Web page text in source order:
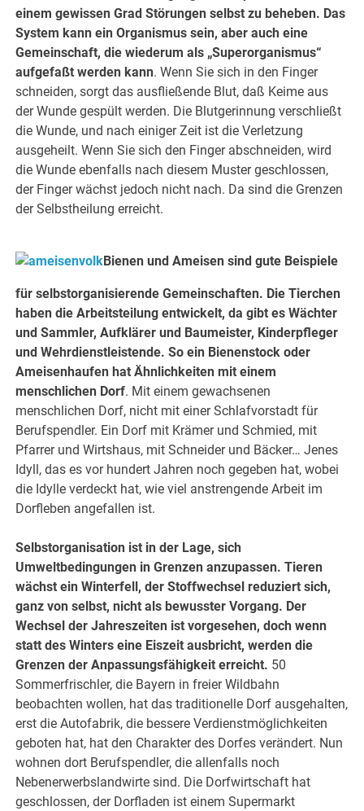
einem gewissen Grad Störungen selbst zu beheben. Das
System kann ein Organismus sein, aber auch eine
Gemeinschaft, die wiederum als „Superorganismus“
aufgefaßt werden kann. Wenn Sie sich in den Finger
schneiden, sorgt das ausfließende Blut, daß Keime aus
der Wunde gespült werden. Die Blutgerinnung verschließt
die Wunde, und nach einiger Zeit ist die Verletzung
ausgeheilt. Wenn Sie sich den Finger abschneiden, wird
die Wunde ebenfalls nach diesem Muster geschlossen,
der Finger wächst jedoch nicht nach. Da sind die Grenzen
der Selbstheilung erreicht.
Bienen und Ameisen sind gute Beispiele
für selbstorganisierende Gemeinschaften. Die Tierchen
haben die Arbeitsteilung entwickelt, da gibt es Wächter
und Sammler, Aufklärer und Baumeister, Kinderpfleger
und Wehrdienstleistende. So ein Bienenstock oder
Ameisenhaufen hat Ähnlichkeiten mit einem
menschlichen Dorf. Mit einem gewachsenen
menschlichen Dorf, nicht mit einer Schlafvorstadt für
Berufspendler. Ein Dorf mit Krämer und Schmied, mit
Pfarrer und Wirtshaus, mit Schneider und Bäcker… Jenes
Idyll, das es vor hundert Jahren noch gegeben hat, wobei
die Idylle verdeckt hat, wie viel anstrengende Arbeit im
Dorfleben angefallen ist.
Selbstorganisation ist in der Lage, sich
Umweltbedingungen in Grenzen anzupassen. Tieren
wächst ein Winterfell, der Stoffwechsel reduziert sich,
ganz von selbst, nicht als bewusster Vorgang. Der
Wechsel der Jahreszeiten ist vorgesehen, doch wenn
statt des Winters eine Eiszeit ausbricht, werden die
Grenzen der Anpassungsfähigkeit erreicht. 50
Sommerfrischler, die Bayern in freier Wildbahn
beobachten wollen, hat das traditionelle Dorf ausgehalten,
erst die Autofabrik, die bessere Verdienstmöglichkeiten
geboten hat, hat den Charakter des Dorfes verändert. Nun
wohnen dort Berufspendler, die allenfalls noch
Nebenerwerbslandwirte sind. Die Dorfwirtschaft hat
geschlossen, der Dorfladen ist einem Supermarkt